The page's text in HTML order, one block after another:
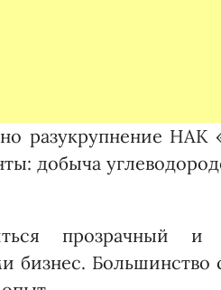
разукрупнение НАК
добыча
прозрачный и
бизнес.